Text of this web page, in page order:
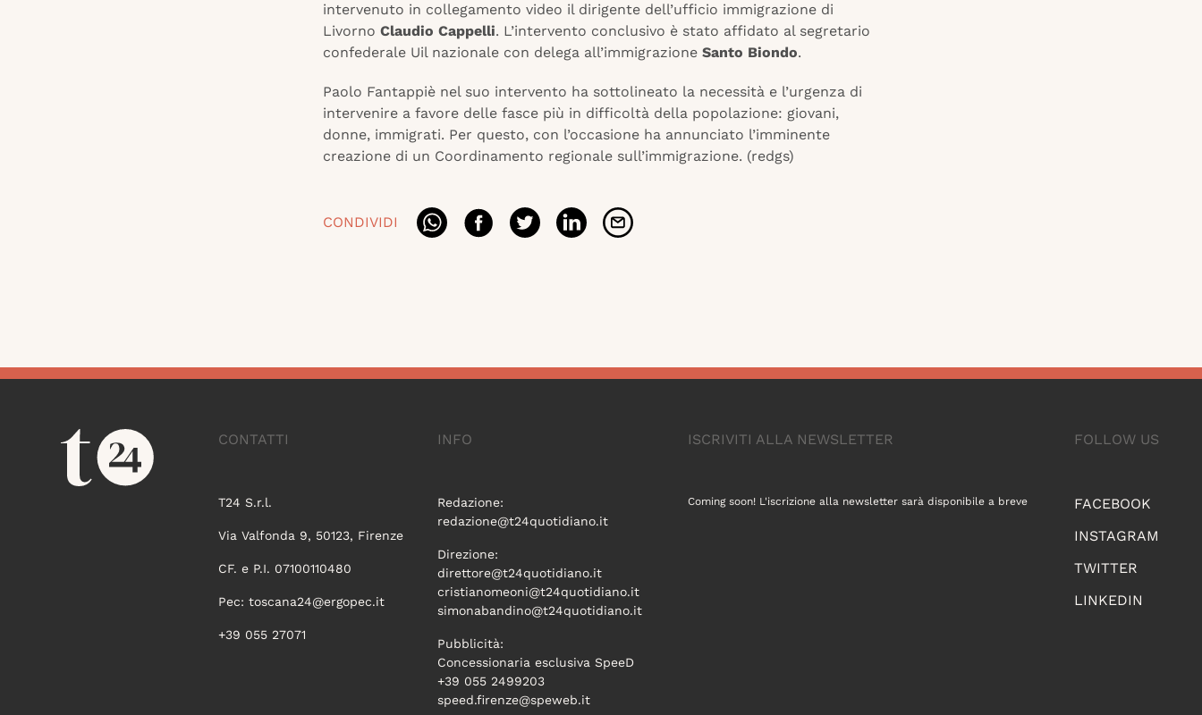
intervenuto in collegamento video il dirigente dell’ufficio immigrazione di
Livorno Claudio Cappelli. L’intervento conclusivo è stato affidato al segretario
confederale Uil nazionale con delega all’immigrazione Santo Biondo.
Paolo Fantappiè nel suo intervento ha sottolineato la necessità e l’urgenza di
intervenire a favore delle fasce più in difficoltà della popolazione: giovani,
donne, immigrati. Per questo, con l’occasione ha annunciato l’imminente
creazione di un Coordinamento regionale sull’immigrazione. (redgs)
CONDIVIDI
CONTATTI
T24 S.r.l.
Via Valfonda 9, 50123, Firenze
CF. e P.I. 07100110480
Pec: toscana24@ergopec.it
+39 055 27071
INFO
Redazione:
redazione@t24quotidiano.it
Direzione:
direttore@t24quotidiano.it
cristianomeoni@t24quotidiano.it
simonabandino@t24quotidiano.it
Pubblicità:
Concessionaria esclusiva SpeeD
+39 055 2499203
speed.firenze@speweb.it
FOLLOW US
FACEBOOK
INSTAGRAM
TWITTER
LINKEDIN
ISCRIVITI ALLA NEWSLETTER
Coming soon! L'iscrizione alla newsletter sarà disponibile a breve